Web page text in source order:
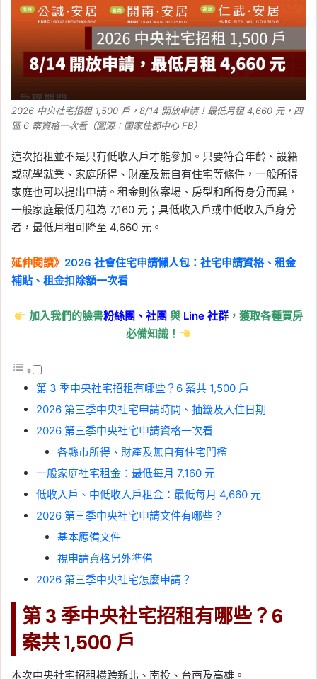
2026 中央社宅招租 1,500 戶，8/14 開放申請！最低月租 4,660 元，四
區 6 案資格一次看（圖源：國家住都中心 FB）
這次招租並不是只有低收入戶才能參加。只要符合年齡、設籍
或就學就業、家庭所得、財產及無自有住宅等條件，一般所得
家庭也可以提出申請。租金則依案場、房型和所得身分而異，
一般家庭最低月租為 7,160 元；具低收入戶或中低收入戶身分
者，最低月租可降至 4,660 元。
延伸閱讀》 2026 社會住宅申請懶人包：社宅申請資格、租金
補貼、租金扣除額一次看
加入我們的臉書粉絲團、社團與 Line社群 ，獲取各種買房
必備知識！
第 3 季中央社宅招租有哪些？6 案共 1,500 戶
2026 第三季中央社宅申請時間、抽籤及入住日期
2026 第三季中央社宅申請資格一次看
各縣市所得、財產及無自有住宅門檻
一般家庭社宅租金：最低每月 7,160 元
低收入戶、中低收入戶租金：最低每月 4,660 元
2026 第三季中央社宅申請文件有哪些？
基本應備文件
視申請資格另外準備
2026 第三季中央社宅怎麼申請？
第 3 季中央社宅招租有哪些？6
案共 1,500 戶
本次中央社宅招租橫跨新北、南投、台南及高雄。